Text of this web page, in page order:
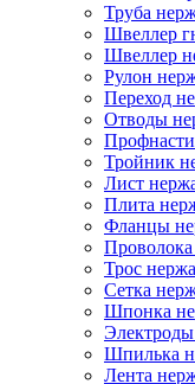
Труба
Швеллер
Швеллер
Рулон
Переход
Отводы
Тройник
Лист
Плита
Фланцы
Трос
Сетка
Шпонка
Шпилька
Лента